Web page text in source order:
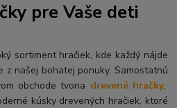
pre Vaše deti
sortiment hračiek, kde každý nájde
našej bohatej ponuky. Samostatnú
obchode tvoria drevené hračky,
kúsky drevených hračiek, ktoré